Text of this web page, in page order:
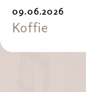
09.06.2026
Koffie